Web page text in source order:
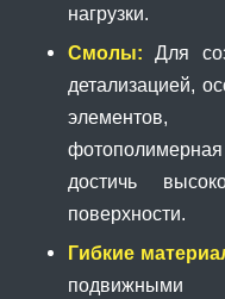
нагрузки.
Смолы: Для
детализацией,
элементов,
достичь
поверхности.
Гибкие
подвижными